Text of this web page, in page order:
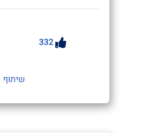
332
שיתוף